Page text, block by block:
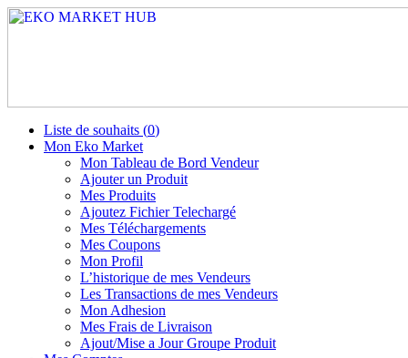
Liste de souhaits (0)
Mon Eko Market
Mon Tableau de Bord Vendeur
Ajouter un Produit
Mes Produits
Ajoutez Fichier Telechargé
Mes Téléchargements
Mes Coupons
Mon Profil
L’historique de mes Vendeurs
Les Transactions de mes Vendeurs
Mon Adhesion
Mes Frais de Livraison
Ajout/Mise a Jour Groupe Produit